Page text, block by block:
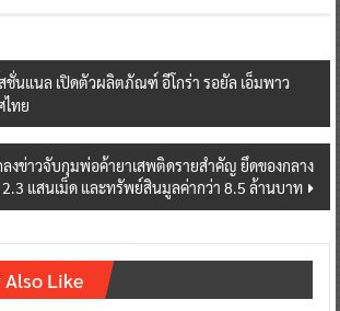
ชั่นแนล เปิดตัวผลิตภัณฑ์ อีโกร่า รอยัล เอ็มพาว
ไทย
งข่าวจับกุมพ่อค้ายาเสพติดรายสำคัญ ยึดของกลาง
แสนเม็ด และทรัพย์สินมูลค่ากว่า 8.5 ล้านบาท
Also Like